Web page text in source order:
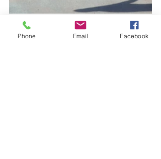
Albums 2018
Phone Email Facebook